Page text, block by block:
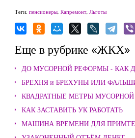
Теги: пенсионеры, Капремонт, Льготы
Еще в рубрике «ЖКХ»
ДО МУСОРНОЙ РЕФОРМЫ - КАК
БРЕХНЯ и БРЕХУНЫ ИЛИ
КВАДРАТНЫЕ МЕТРЫ
КАК ЗАСТАВИТЬ УК РАБОТАТЬ
МАШИНА ВРЕМЕНИ ДЛЯ